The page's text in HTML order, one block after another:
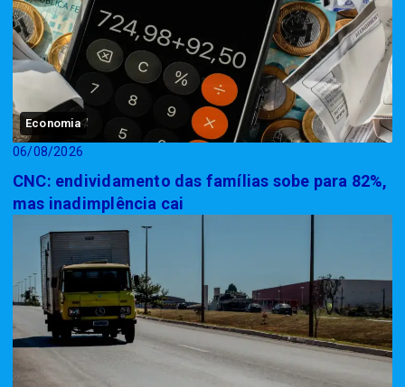
Economia
06/08/2026
CNC: endividamento das famílias sobe para 82%,
mas inadimplência cai